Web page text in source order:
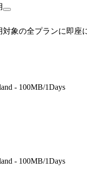
対象の全プランに即座
- 100MB/1Days
- 100MB/1Days